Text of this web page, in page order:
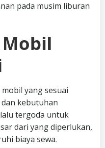
pada musim liburan
yang sesuai
kebutuhan
tergoda untuk
dari yang diperlukan,
biaya sewa.